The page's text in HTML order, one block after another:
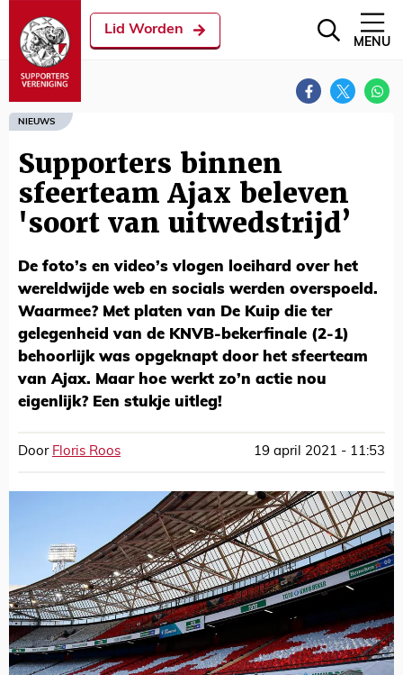
Lid Worden
MENU
NIEUWS
Supporters binnen
sfeerteam Ajax beleven
'soort van uitwedstrijd’
De foto’s en video’s vlogen loeihard over het
wereldwijde web en socials werden overspoeld.
Waarmee? Met platen van De Kuip die ter
gelegenheid van de KNVB-bekerfinale (2-1)
behoorlijk was opgeknapt door het sfeerteam
van Ajax. Maar hoe werkt zo’n actie nou
eigenlijk? Een stukje uitleg!
Door Floris Roos 19 april 2021 - 11:53